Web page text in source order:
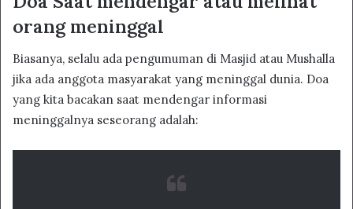
orang meninggal
Biasanya, selalu ada pengumuman di Masjid atau Mushalla
jika ada anggota masyarakat yang meninggal dunia. Doa
yang kita bacakan saat mendengar informasi
meninggalnya seseorang adalah: